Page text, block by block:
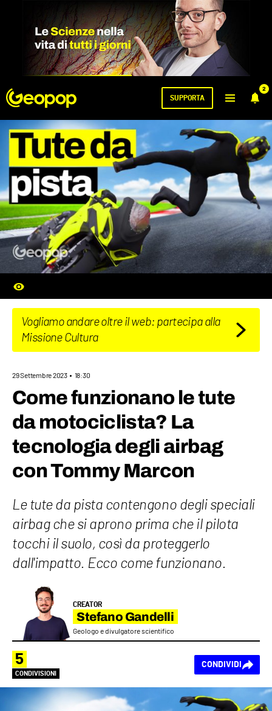
2
SUPPORTA
Vogliamo andare oltre il web: partecipa alla
Missione Cultura
29 Settembre 2023 18:30
Come funzionano le tute
da motociclista? La
tecnologia degli airbag
con Tommy Marcon
Le tute da pista contengono degli speciali
airbag che si aprono prima che il pilota
tocchi il suolo, così da proteggerlo
dall'impatto. Ecco come funzionano.
CREATOR
Stefano Gandelli
Geologo e divulgatore scientifico
5
CONDIVISIONI
CONDIVIDI